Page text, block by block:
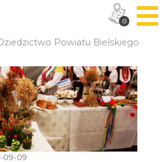
Powiatu Bielskiego
09-09
0